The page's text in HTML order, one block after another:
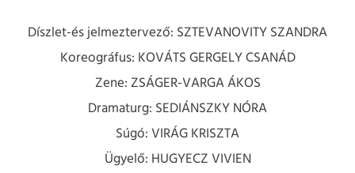
Díszlet-és jelmeztervező: SZTEVANOVITY SZANDRA
Koreográfus: KOVÁTS GERGELY CSANÁD
Zene: ZSÁGER-VARGA ÁKOS
Dramaturg: SEDIÁNSZKY NÓRA
Súgó: VIRÁG KRISZTA
Ügyelő: HUGYECZ VIVIEN